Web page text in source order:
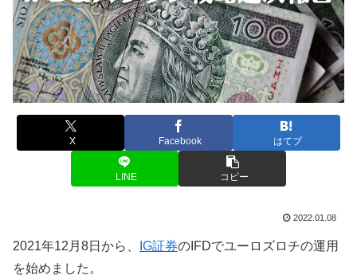
X Facebook はてブ
LINE コピー
2022.01.08
2021年12月8日から、 IG証券のIFDでユーロズロチの運用
を始めました。